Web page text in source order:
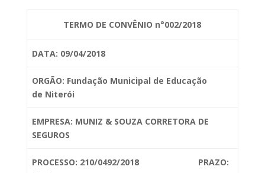
TERMO DE CONVÊNIO n°002/2018
DATA: 09/04/2018
ORGÃO: Fundação Municipal de Educação
de Niterói
EMPRESA: MUNIZ & SOUZA CORRETORA DE
SEGUROS
PROCESSO: 210/0492/2018 PRAZO: